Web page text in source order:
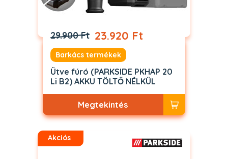
29.900 Ft 23.920 Ft
Barkács termékek
Ütve fúró (PARKSIDE PKHAP 20
Li B2) AKKU TÖLTŐ NÉLKÜL
Megtekintés
Akciós